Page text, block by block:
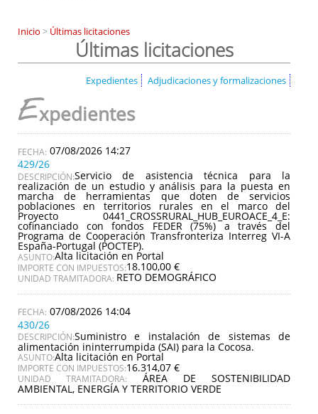
Inicio > Últimas licitaciones
Últimas licitaciones
Expedientes Adjudicaciones y formalizaciones
Expedientes
07/08/2026 14:27
429/26
DESCRIPCIÓN:Servicio de asistencia técnica para la
realización de un estudio y análisis para la puesta en
marcha de herramientas que doten de servicios
poblaciones en territorios rurales en el marco del
Proyecto 0441_CROSSRURAL_HUB_EUROACE_4_E:
cofinanciado con fondos FEDER (75%) a través del
Programa de Cooperación Transfronteriza Interreg VI-A
España-Portugal (POCTEP).
ASUNTO:Alta licitación en Portal
IMPORTE CON IMPUESTOS:18.100,00 €
UNIDAD TRAMITADORA: RETO DEMOGRÁFICO
07/08/2026 14:04
430/26
DESCRIPCIÓN:Suministro e instalación de sistemas de
alimentación ininterrumpida (SAI) para la Cocosa.
ASUNTO:Alta licitación en Portal
IMPORTE CON IMPUESTOS:16.314,07 €
UNIDAD TRAMITADORA: ÁREA DE SOSTENIBILIDAD
AMBIENTAL, ENERGÍA Y TERRITORIO VERDE